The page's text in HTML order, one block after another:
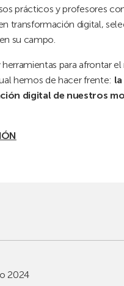
prácticos y profesores
transformación digital,
su campo.
herramientas para afrontar
hemos de hacer frente: la
digital de nuestros
2024